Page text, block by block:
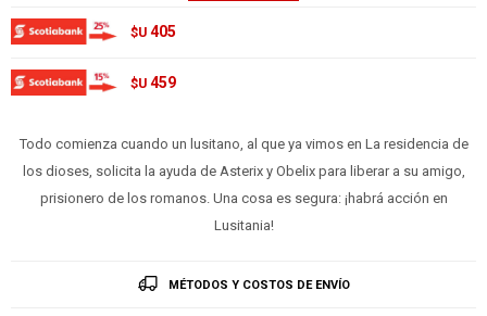
$U 405
$U 459
Todo comienza cuando un lusitano, al que ya vimos en La residencia de
los dioses, solicita la ayuda de Asterix y Obelix para liberar a su amigo,
prisionero de los romanos. Una cosa es segura: ¡habrá acción en
Lusitania!
MÉTODOS Y COSTOS DE ENVÍO